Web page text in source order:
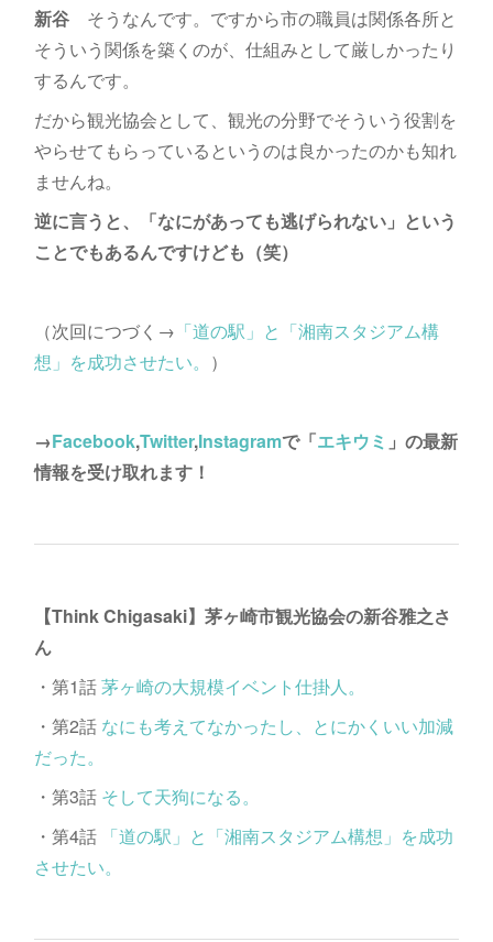
新谷そうなんです。ですから市の職員は関係各所と
そういう関係を築くのが、仕組みとして厳しかったり
するんです。
だから観光協会として、観光の分野でそういう役割を
やらせてもらっているというのは良かったのかも知れ
ませんね。
逆に言うと、「なにがあっても逃げられない」という
ことでもあるんですけども（笑）
（次回につづく→ 「道の駅」と「湘南スタジアム構
想」を成功させたい。 ）
→Facebook,Twitter,Instagramで「エキウミ 」の最新
情報を受け取れます！
【Think Chigasaki】茅ヶ崎市観光協会の新谷雅之さ
ん
・第1話茅ヶ崎の大規模イベント仕掛人。
・第2話 なにも考えてなかったし、とにかくいい加減
だった。
・第3話 そして天狗になる。
・第4話 「道の駅」と「湘南スタジアム構想」を成功
させたい。